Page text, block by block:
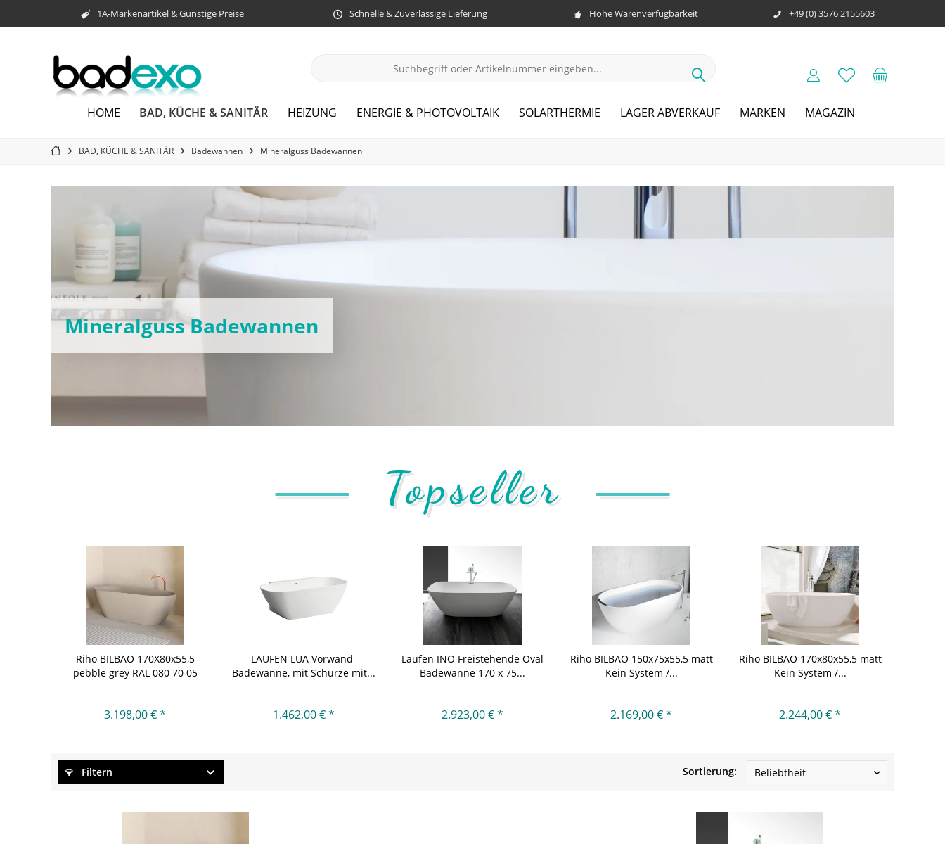
1A-Markenartikel & Günstige Preise Schnelle & Zuverlässige Lieferung Hohe Warenverfügbarkeit +49 (0) 3576 2155603
HOME BAD, KÜCHE & SANITÄR HEIZUNG ENERGIE & PHOTOVOLTAIK SOLARTHERMIE LAGER ABVERKAUF MARKEN MAGAZIN
BAD, KÜCHE & SANITÄR Badewannen Mineralguss Badewannen
Mineralguss Badewannen
Topseller
Riho BILBAO 170X80x55,5
pebble grey RAL 080 70 05
3.198,00 € *
LAUFEN LUA Vorwand-
Badewanne, mit Schürze mit...
1.462,00 € *
Laufen INO Freistehende Oval
Badewanne 170 x 75...
2.923,00 € *
Riho BILBAO 150x75x55,5 matt
Kein System /...
2.169,00 € *
Riho BILBAO 170x80x55,5 matt
Kein System /...
2.244,00 € *
Filtern Sortierung: